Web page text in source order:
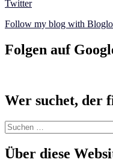
Twitter
Follow my blog with
Folgen auf
Wer suchet, der
Suchen
nach:
Über diese